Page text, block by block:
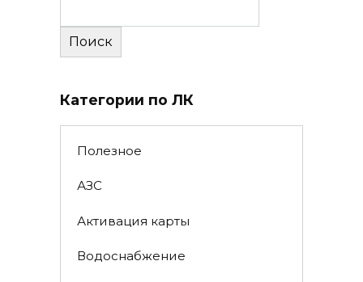
Поиск
Категории по ЛК
Полезное
АЗС
Активация карты
Водоснабжение